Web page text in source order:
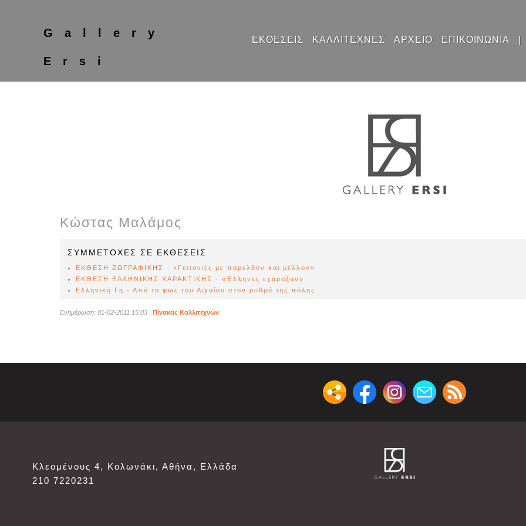
Gallery
Ersi
ΕΚΘΕΣΕΙΣ ΚΑΛΛΙΤΕΧΝΕΣ ΑΡΧΕΙΟ ΕΠΙΚΟΙΝΩΝΙΑ |
Κώστας Μαλάμος
ΣΥΜΜΕΤΟΧΕΣ ΣΕ ΕΚΘΕΣΕΙΣ
ΕΚΘΕΣΗ ΖΩΓΡΑΦΙΚΗΣ - «Γειτονιές με παρελθόν και μέλλον»
ΕΚΘΕΣΗ ΕΛΛΗΝΙΚΗΣ ΧΑΡΑΚΤΙΚΗΣ - «Έλληνες εχάραξαν»
Ελληνική Γη - Από το φως του Αιγαίου στον ρυθμό της πόλης
Ενημέρωση: 01-02-2011 15:03 | Πίνακας Καλλιτεχνών
Κλεομένους 4, Κολωνάκι, Αθήνα, Ελλάδα
210 7220231